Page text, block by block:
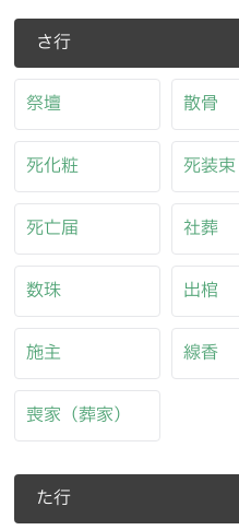
さ行
祭壇 散骨
死化粧 死装束
死亡届 社葬
数珠 出棺
施主 線香
喪家（葬家）
た行